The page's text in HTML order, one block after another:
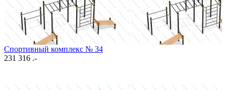
Спортивный комплекс № 34
231 316 .-